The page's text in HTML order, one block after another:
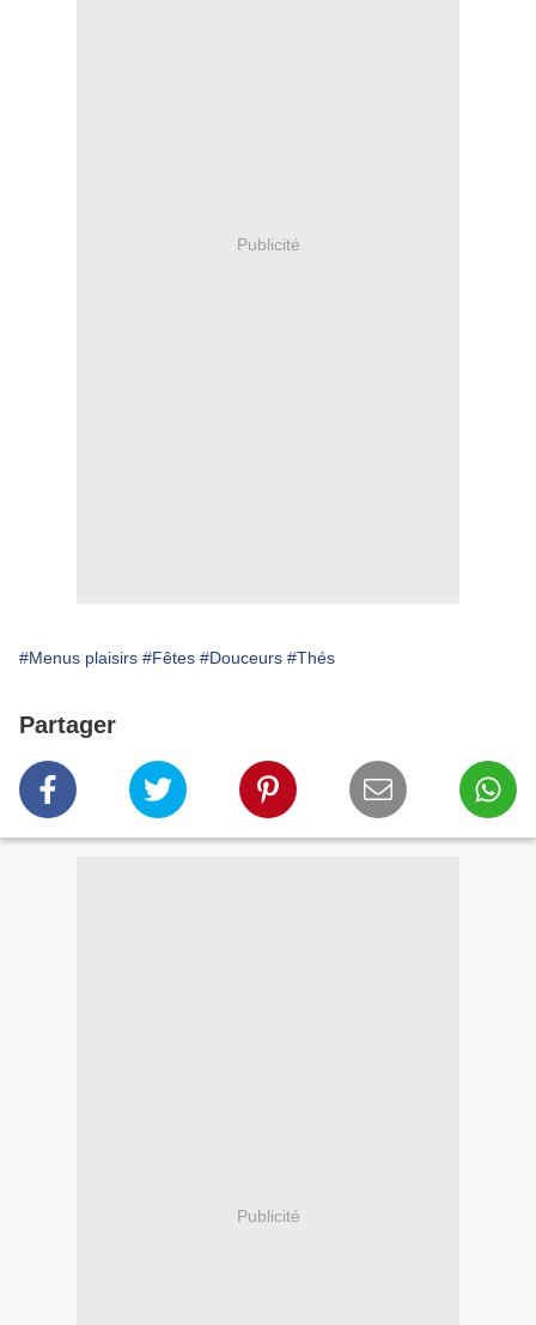
Publicité
#Menus plaisirs #Fêtes #Douceurs #Thés
Partager
Publicité